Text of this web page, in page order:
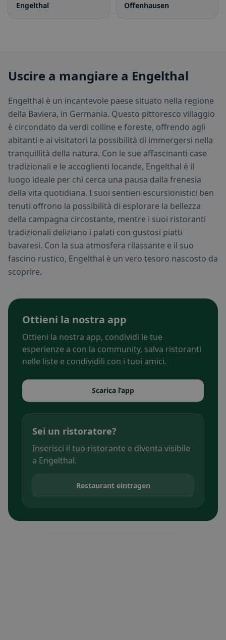
Engelthal Offenhausen
Uscire a mangiare a Engelthal
Engelthal è un incantevole paese situato nella regione
della Baviera, in Germania. Questo pittoresco villaggio
è circondato da verdi colline e foreste, offrendo agli
abitanti e ai visitatori la possibilità di immergersi nella
tranquillità della natura. Con le sue affascinanti case
tradizionali e le accoglienti locande, Engelthal è il
luogo ideale per chi cerca una pausa dalla frenesia
della vita quotidiana. I suoi sentieri escursionistici ben
tenuti offrono la possibilità di esplorare la bellezza
della campagna circostante, mentre i suoi ristoranti
tradizionali deliziano i palati con gustosi piatti
bavaresi. Con la sua atmosfera rilassante e il suo
fascino rustico, Engelthal è un vero tesoro nascosto da
scoprire.
Ottieni la nostra app
Ottieni la nostra app, condividi le tue
esperienze a con la community, salva ristoranti
nelle liste e condividili con i tuoi amici.
Scarica l’app
Sei un ristoratore?
Inserisci il tuo ristorante e diventa visibile
a Engelthal.
Restaurant eintragen